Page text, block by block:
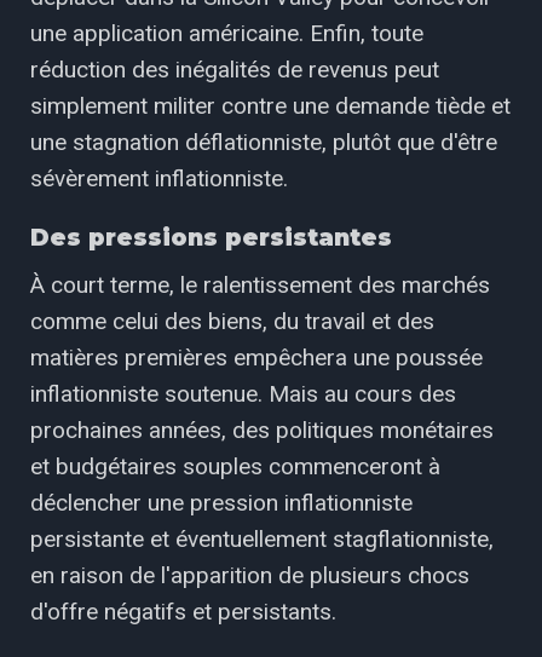
une application américaine. Enfin, toute
réduction des inégalités de revenus peut
simplement militer contre une demande tiède et
une stagnation déflationniste, plutôt que d'être
sévèrement inflationniste.
Des pressions persistantes
À court terme, le ralentissement des marchés
comme celui des biens, du travail et des
matières premières empêchera une poussée
inflationniste soutenue. Mais au cours des
prochaines années, des politiques monétaires
et budgétaires souples commenceront à
déclencher une pression inflationniste
persistante et éventuellement stagflationniste,
en raison de l'apparition de plusieurs chocs
d'offre négatifs et persistants.